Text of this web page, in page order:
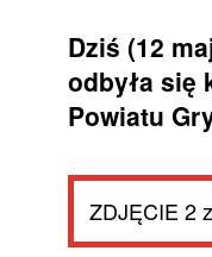
Dziś (12
odbyła się
Powiatu
ZDJĘCIE 2